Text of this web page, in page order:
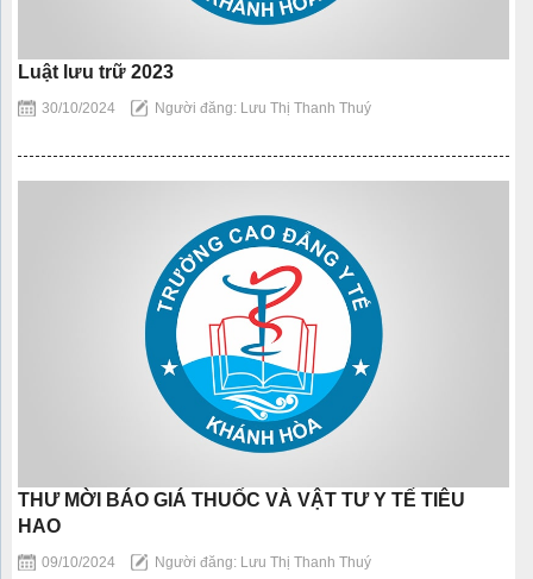
Luật lưu trữ 2023
30/10/2024 Người đăng: Lưu Thị Thanh Thuý
THƯ MỜI BÁO GIÁ THUỐC VÀ VẬT TƯ Y TẾ TIÊU
HAO
09/10/2024 Người đăng: Lưu Thị Thanh Thuý